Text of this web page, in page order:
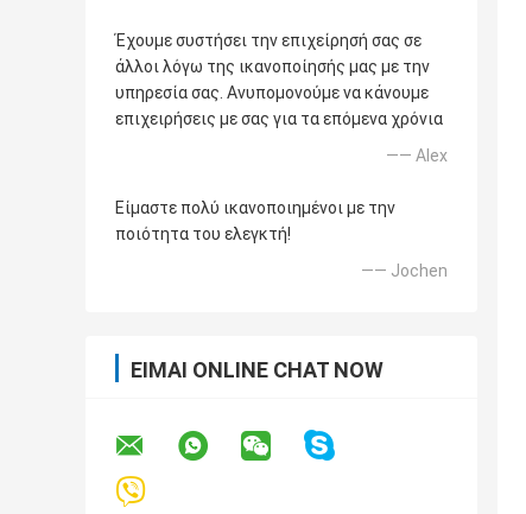
Έχουμε συστήσει την επιχείρησή σας σε
άλλοι λόγω της ικανοποίησής μας με την
υπηρεσία σας. Ανυπομονούμε να κάνουμε
επιχειρήσεις με σας για τα επόμενα χρόνια
—— Alex
Είμαστε πολύ ικανοποιημένοι με την
ποιότητα του ελεγκτή!
—— Jochen
ΕΊΜΑΙ ONLINE CHAT NOW